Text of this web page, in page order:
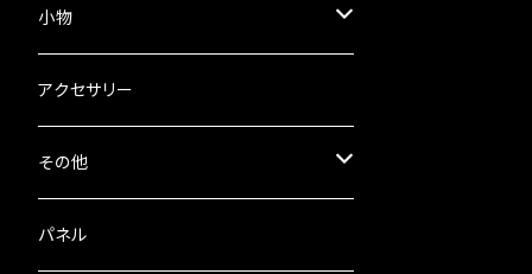
ショルダーバッグ
ウエストバッグ
スマホポーチ
メイドさんポーチ
推しぬいポーチ
ミニポーチ
小物
メガネ・ペンケース
コンパクト財布
アクセサリー
その他
ショルダー紐など
パネル